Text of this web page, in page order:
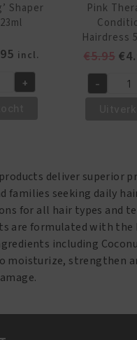
Shaper
Huidige
prijs
is:
incl.
+
Pink
Hairdress
€5.95
was:
€
Pink
aantal
-
deliver superior
families seeking daily
for all hair types and
are formulated with the
including
moisturize, strengthen